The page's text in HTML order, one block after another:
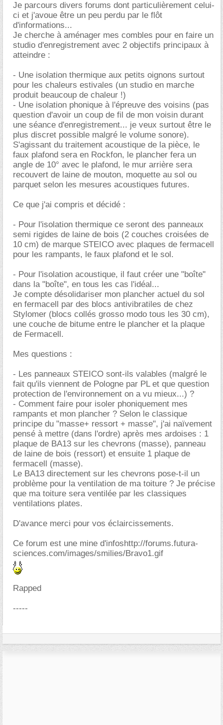
Je parcours divers forums dont particulièrement celui-
ci et j'avoue être un peu perdu par le flôt
d'informations...
Je cherche à aménager mes combles pour en faire un
studio d'enregistrement avec 2 objectifs principaux à
atteindre :
- Une isolation thermique aux petits oignons surtout
pour les chaleurs estivales (un studio en marche
produit beaucoup de chaleur !)
- Une isolation phonique à l'épreuve des voisins (pas
question d'avoir un coup de fil de mon voisin durant
une séance d'enregistrement... je veux surtout être le
plus discret possible malgré le volume sonore).
S'agissant du traitement acoustique de la pièce, le
faux plafond sera en Rockfon, le plancher fera un
angle de 10° avec le plafond, le mur arrière sera
recouvert de laine de mouton, moquette au sol ou
parquet selon les mesures acoustiques futures.
Ce que j'ai compris et décidé :
- Pour l'isolation thermique ce seront des panneaux
semi rigides de laine de bois (2 couches croisées de
10 cm) de marque STEICO avec plaques de fermacell
pour les rampants, le faux plafond et le sol.
- Pour l'isolation acoustique, il faut créer une "boîte"
dans la "boîte", en tous les cas l'idéal...
Je compte désolidariser mon plancher actuel du sol
en fermacell par des blocs antivibratiles de chez
Stylomer (blocs collés grosso modo tous les 30 cm),
une couche de bitume entre le plancher et la plaque
de Fermacell.
Mes questions :
- Les panneaux STEICO sont-ils valables (malgré le
fait qu'ils viennent de Pologne par PL et que question
protection de l'environnement on a vu mieux...) ?
- Comment faire pour isoler phoniquement mes
rampants et mon plancher ? Selon le classique
principe du "masse+ ressort + masse", j'ai naïvement
pensé à mettre (dans l'ordre) après mes ardoises : 1
plaque de BA13 sur les chevrons (masse), panneau
de laine de bois (ressort) et ensuite 1 plaque de
fermacell (masse).
Le BA13 directement sur les chevrons pose-t-il un
problème pour la ventilation de ma toiture ? Je précise
que ma toiture sera ventilée par les classiques
ventilations plates.
D'avance merci pour vos éclaircissements.
Ce forum est une mine d'infoshttp://forums.futura-
sciences.com/images/smilies/Bravo1.gif
Rapped
-----